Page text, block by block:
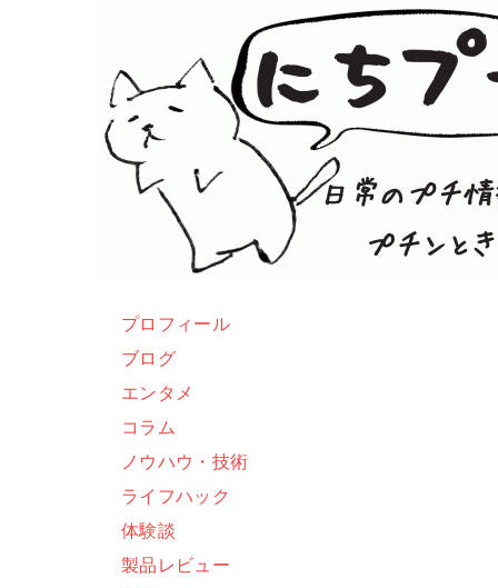
プロフィール
ブログ
エンタメ
コラム
ノウハウ・技術
ライフハック
体験談
製品レビュー